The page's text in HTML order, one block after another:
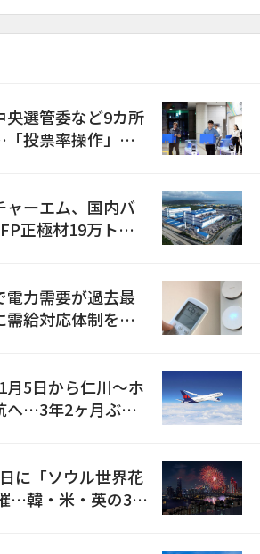
央選管委など9カ所
投票率操作」の
ャーエム、国内バ
正極材19万トン
力需要が過去最
給対応体制を点
月5日から仁川〜ホ
へ…3年2ヶ月ぶり
に「ソウル世界花
…韓・米・英の3カ